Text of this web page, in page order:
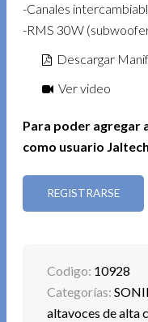
-Canales
-RMS 30W
Descargar
Ver video
Para poder agregar
como usuario Jaltech
REGISTRARSE
Codigo: 10928
Categorías:
altavoces de alta